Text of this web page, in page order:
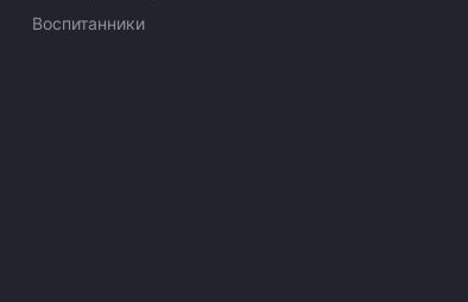
Воспитанники